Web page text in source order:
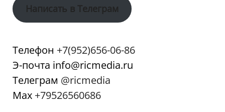
Написать в Телеграм
Телефон +7(952)656-06-86
Э-почта info@ricmedia.ru
Телеграм @ricmedia
Мах +79526560686